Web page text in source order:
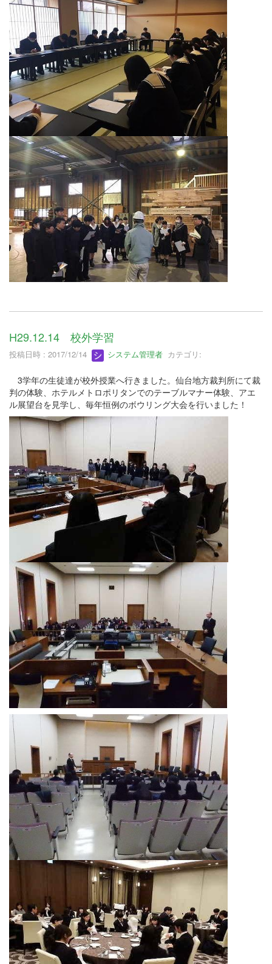
H29.12.14 校外学習
投稿日時 : 2017/12/14 システム管理者 カテゴリ:
3学年の生徒達が校外授業へ行きました。仙台地方裁判所にて裁
判の体験、ホテルメトロポリタンでのテーブルマナー体験、アエ
ル展望台を見学し、毎年恒例のボウリング大会を行いました！